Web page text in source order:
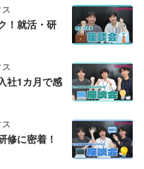
！就活・研
社1カ月で感
修に密着！